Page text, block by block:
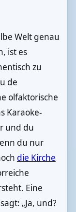
Welt genau
ist es
zu
de
olfaktorische
Karaoke-
und du
du nur
die Kirche
Eine
„Ja, und?